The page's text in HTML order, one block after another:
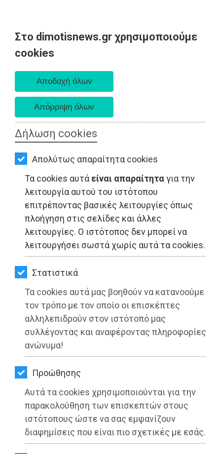
Στο dimotisnews.gr χρησιμοποιούμε
cookies
Δήλωση cookies
Απολύτως απαραίτητα cookies
Τα cookies αυτά είναι απαραίτηταγια την
λειτουργία αυτού του ιστότοπου
επιτρέποντας βασικές λειτουργίες όπως
πλοήγηση στις σελίδες και άλλες
λειτουργίες. Ο ιστότοπος δεν μπορεί να
λειτουργήσει σωστά χωρίς αυτά τα cookies.
Στατιστικά
Τα cookies αυτά μας βοηθούν να κατανοούμε
τον τρόπο με τον οποίο οι επισκέπτες
αλληλεπιδρούν στον ιστότοπό μας
συλλέγοντας και αναφέροντας πληροφορίες
ανώνυμα!
Προώθησης
Αυτά τα cookies χρησιμοποιούνται για την
παρακολούθηση των επισκεπτών στους
ιστότοπους ώστε να σας εμφανίζουν
διαφημίσεις που είναι πιο σχετικές με εσάς.
AΡΧΙΚΗ
ΕΙΔΗΣΕΙΣ
ΠΟΛΙΤΙΚΗ
ΤΟΠΙΚΗ
ΑΥΤΟΔΙΟΙΚΗΣΗ
ΟΙΚΟΝΟΜΙΑ
ΑΘΛΗΤΙΣΜΟΣ
ΠΟΛΙΤΙΣΜΟΣ
ΣΠΙΤΙ-
ΚΗΠΟΣ
ΥΓΕΙΑ
LIFESTYLE
ΤΑΞΙΔΙΑ
ΕΞΟΔΟΣ
ΠΕΡΙΒΑΛΛΟΝ
ΚΑΤΟΙΚΙΔΙΟ
ΑΓΓΕΛΙΕΣ
ΕΦΗΜΕΡΙΔΕΣ
OΔΗΓΟΣ
ΑΓΟΡΑΣ
ΤΟΠΙΚΗ ΑΥΤΟΔΙΟΙΚΗΣΗ - Ευρώπη
Ο Νεκτάριος Καλαντζής στις
Βρυξέλλες για την Ευρωπαϊκή
Εβδομάδα των Περιφερειών και των
Πόλεων